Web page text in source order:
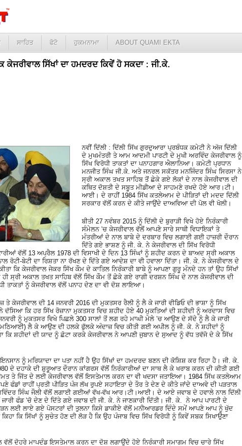
ਸਾਹਿਤ ਫੋਟੋ ਹੁਕਮਨਾਮਾ ABOUT QUAMI EKTA
ਸਿੱਖਾਂ ਦਾ ਹਮਦਰਦ ਕਿਵੇਂ ਹੋ ਸਕਦਾ : ਜੀ.ਕੇ.
ਨਵੀਂ ਦਿੱਲੀ : ਦਿੱਲੀ ਸਿੱਖ ਗੁਰਦੁਆਰਾ ਪ੍ਰਬੰਧਕ ਕਮੇਟੀ ਨੇ ਅੱਜ ਦਿੱਲੀ
ਦੇ ਮੁਖਮੰਤਰੀ ਤੇ ਆਮ ਆਦਮੀ ਪਾਰਟੀ ਦੇ ਮੁਖੀ ਅਰਵਿੰਦ ਕੇਜਰੀਵਾਲ ਨੂੰ
ਸਿੱਖ ਵਿਰੋਧੀ ਤਾਕਤਾਂ ਦਾ ਪਨਾਹਗਾਰ ਐਲਾਨਿਆ। ਕਮੇਟੀ ਪ੍ਰਧਾਨ
ਮਨਜੀਤ ਸਿੰਘ ਜੀ.ਕੇ. ਅਤੇ ਜਨਰਲ ਸਕੱਤਰ ਮਨਜਿੰਦਰ ਸਿੰਘ ਸਿਰਸਾ ਨੇ
ਸ੍ਰੀ ਅਕਾਲ ਤਖਤ ਸਾਹਿਬ ਤੋਂ ਛੇਕੇ ਗਏ ਲੋਕਾਂ ਦੇ ਨਾਲ ਕੇਜਰੀਵਾਲ ਦੀ
ਕਥਿਤ ਦੋਸ਼ਤੀ ਦੇ ਸਬੂਤ ਮੀਡੀਆ ਦੇ ਸਾਹਮਣੇ ਰਖਦੇ ਹੋਏ ਆਰ।ਟੀ।
ਆਈ। ਦੇ ਰਾਹੀਂ 1984 ਸਿੱਖ ਕਤਲੇਆਮ ਦੇ ਪੀੜਿਤਾਂ ਦੀ ਮਦਦ ਦਿੱਲੀ
ਸਰਕਾਰ ਵੱਲੋਂ ਕਰਨ ਦੇ ਕੀਤੇ ਜਾਉਂਦੇ ਦਾਅਵਿਆ ਦੀ ਪੋਲ ਵੀ ਖੋਲੀ।
ਬੀਤੀ 27 ਨਵੰਬਰ 2015 ਨੂੰ ਦਿੱਲੀ ਦੇ ਬੁਰਾੜੀ ਵਿਖੇ ਹੋਏ ਨਿਰੰਕਾਰੀ
ਸੰਮੇਲਨ ’ਚ ਕੇਜਰੀਵਾਲ ਵੱਲੋਂ ਆਪਣੇ ਸਾਰੇ ਸਾਥੀ ਵਿਧਾਇਕਾਂ ਤੇ
ਮੰਤਰੀਆਂ ਦੇ ਨਾਲ ਬਾਬੇ ਦੇ ਦਰਬਾਰ ਵਿਚ ਲਗਾਈ ਗਈ ਹਾਜ਼ਰੀ ਦੌਰਾਨ
ਦਿੱਤੇ ਗਏ ਭਾਸ਼ਣ ਨੂੰ ਜੀ. ਕੇ. ਨੇ ਕੇਜਰੀਵਾਲ ਦੀ ਸਿੱਖ ਵਿਰੋਧੀ
ਵੱਲੋਂ 13 ਅਪ੍ਰੈਲ 1978 ਦੀ ਵਿਸਾਖੀ ਦੇ ਦਿਨ 13 ਸਿੰਘਾਂ ਨੂੰ ਸ਼ਹੀਦ ਕਰਨ ਦੇ ਬਾਅਦ ਸ੍ਰੀ ਅਕਾਲ
ਰੋਟੀ-ਬੇਟੀ ਦਾ ਰਿਸ਼ਤਾ ਨਾ ਰੱਖਣ ਦੇ ਦਿੱਤੇ ਗਏ ਆਦੇਸ਼ ਦਾ ਵੀ ਹਵਾਲਾ ਦਿੱਤਾ। ਜੀ. ਕੇ. ਨੇ ਕੇਜਰੀਵਾਲ ਦੇ
ਕਿ ਕੇਜਰੀਵਾਲ ਜੇਕਰ ਸਿੱਖ ਕੌਮ ਦੇ ਕਾਤਿਲ ਨਿਰੰਕਾਰੀ ਬਾਬੇ ਨੂੰ ਆਪਣਾ ਗੁਰੂ ਮੰਨਦੇ ਹਨ ਤਾਂ ਉਹ ਸਿੱਖਾਂ
ਸ੍ਰੀ ਅਕਾਲ ਤਖਤ ਸਾਹਿਬ ਵੱਲੋਂ ਸਿੱਖ ਕੌਮ ਤੋਂ ਛੇਕੇ ਗਏ ਰਾਗੀ ਦਰਸ਼ਨ ਸਿੰਘ ਦੇ ਨਾਲ ਕੇਜਰੀਵਾਲ ਦੀ
ਤਾਕਤਾਂ ਨੂੰ ਕੇਜਰੀਵਾਲ ਵੱਲੋਂ ਪਨਾਹ ਦੇਣ ਦਾ ਵੀ ਦੋਸ਼ ਲਾਇਆ।
ਦੀ 14 ਜਨਵਰੀ 2016 ਦੀ ਮੁਕਤਸਰ ਰੈਲੀ ਨੂੰ ਲੈ ਕੇ ਜਾਰੀ ਵੀਡਿਓ ਦੀ ਭਾਸ਼ਾ ਨੂੰ ਸਿੱਖ
ਕਿ ਹਰ ਸਿੱਖ ਰੋਜ਼ਾਨਾ ਮੁਕਤਸਰ ਵਿਚ ਸ਼ਹੀਦ ਹੋਏ 40 ਮੁਕਤਿਆਂ ਦੀ ਸ਼ਹੀਦੀ ਨੂੰ ਅਰਦਾਸ ਵਿਚ
ਨੂੰ ਮੁਕਤਸਰ ਵਿਖੇ ਪਿਛਲੇ 300 ਸਾਲਾਂ ਤੋਂ ਲਗ ਰਹੇ ਮਾਘੀ ਮੇਲੇ ’ਚ ਆਉਣ ਦੇ ਸੱਦੇ ਨੂੰ ਲੈ ਕੇ ਜਾਰੀ
(ਮਠਿਆਈ) ਲੈ ਕੇ ਆਉਣ ਦੀ ਹਲਕੇ ਫੁੱਲਕੇ ਅੰਦਾਜ਼ ਵਿਚ ਕੀਤੀ ਗਈ ਅਪੀਲ ਨੂੰ ਜੀ. ਕੇ. ਨੇ ਸ਼ਹੀਦਾਂ ਨੂੰ
ਕਿ ਸ਼ਹੀਦਾਂ ਦੀ ਯਾਦ ਨੂੰ ਛੋਟਾ ਕਰਕੇ ਕੇਜਰੀਵਾਲ ਨੇ ਆਪਣੀ ਜੁਬਾਨ ਦੇ ਸੁਆਦ ਨੂੰ ਵੱਧ ਤਵੱਜੋ ਦੇ ਕੇ ਸਿੱਖ
ਨੂੰ ਮਰਿਯਾਦਾ ਦਾ ਪਤਾ ਨਹੀਂ ਹੈ ਉਹ ਸਿੱਖਾਂ ਦਾ ਹਮਦਰਦ ਬਣਨ ਦੀ ਕੋਸ਼ਿਸ਼ ਕਰ ਰਿਹਾ ਹੈ। ਜੀ. ਕੇ.
ਦੇ ਦਹਾਕੇ ਦੀ ਸ਼ੁਰੂਆਤ ਦੌਰਾਨ ਕਾਂਗਰਸ ਵੱਲੋਂ ਨਿਰੰਕਾਰੀਆਂ ਦਾ ਸਾਥ ਲੈ ਕੇ ਖਰਾਬ ਕਰਨ ਦੀ ਕੀਤੀ ਗਈ
ਤੇ ਜਿੱਤ ਦੇ ਲਈ ਕੇਜਰੀਵਾਲ ਵੱਲੋਂ ਇਸਤੇਮਾਲ ਕਰਨ ਦਾ ਵੀ ਖਦਸਾ ਜਤਾਇਆ। 1984 ਸਿੱਖ ਕਤਲੇਆਮ
ਫੰਡਾਂ ਰਾਹੀਂ ਪ੍ਰਤੀ ਪੀੜਿਤ ਪੰਜ ਲੱਖ ਰੁਪਏ ਸਹਾਇਤਾ ਦੇ ਤੌਰ ਤੇ ਦੇਣ ਦੇ ਕੀਤੇ ਜਾਂਦੇ ਦਾਅਵੇ ਦੀ ਪੜਤਾਲ
ਸਿੰਘ ਜੌਲੀ ਵੱਲੋਂ ਲਗਾਈ ਗਈਆਂ ਵੱਖ-ਵੱਖ ਆਰ।ਟੀ।ਆਈ। ਦੇ ਆਏ ਜਵਾਬ ਦੇ ਹਵਾਲੇ ਨਾਲ ਦਿੱਲੀ
ਫੰਡ ’ਚੋ ਦੇਣ ਦੇ ਦਿੱਤੇ ਗਏ ਜਵਾਬ ਦੀ ਜੀ. ਕੇ. ਨੇ ਜਾਣਕਾਰੀ ਦਿੱਤੀ। ਜੀ. ਕੇ. ਨੇ ਆਪ ਪਾਰਟੀ ਦੇ
ਲਈ ਲਾਏ ਗਏ ਪੋਸਟਰਾਂ ਦੀ ਤੁਲਨਾ ਕਿਸੇ ਡਾਕੀਏ ਵੱਲੋਂ ਮਨੀਆਰਡਰ ਦਿੰਦੇ ਸਮੇਂ ਆਪਣੇ ਆਪ ਨੂੰ ਖੁੱਦ
ਕਿ ਸਿੱਖਾਂ ਨੂੰ ਸੁਚੇਤ ਹੋਣ ਦੀ ਲੋੜ ਹੈ ਕਿ ਉਹ ਪੰਜਾਬ ਵਿਚ ਸਿੱਖ ਵਿਰੋਧੀ ਨੂੰ ਕਿਵੇਂ ਸਬਕ ਸਿਖਾਉਣਾ
ਵੱਲੋਂ ਦੋਹਰੇ ਮਾਪਦੰਡ ਇਸਤੇਮਾਲ ਕਰਨ ਦਾ ਦੋਸ਼ ਲਗਾਉਂਦੇ ਹੋਏ ਨਿਰੰਕਾਰੀ ਸਮਾਗਮ ਵਿਚ ਚਾਰੇ ਸਿੱਖ